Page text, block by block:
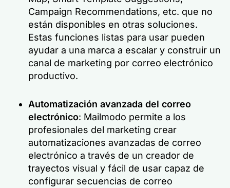
Campaign Recommendations, etc. que no
están disponibles en otras soluciones.
Estas funciones listas para usar pueden
ayudar a una marca a escalar y construir un
canal de marketing por correo electrónico
productivo.
Automatización avanzada del correo
electrónico: Mailmodo permite a los
profesionales del marketing crear
automatizaciones avanzadas de correo
electrónico a través de un creador de
trayectos visual y fácil de usar capaz de
configurar secuencias de correo